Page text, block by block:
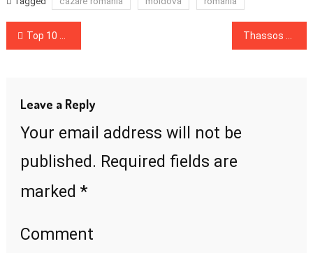
Post
Top 10 Cabane de Vis pentru Escapade de Weekend din zona Bran Thassos pe scurt: cât costă și când prinzi cele mai bune oferte
Leave a Reply
Your email address will not be
published. Required fields are
marked *
Comment